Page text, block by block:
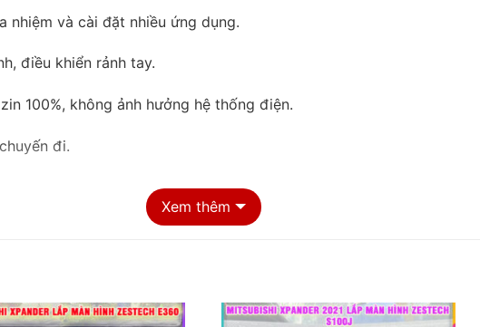
nhiệm và cài đặt nhiều ứng dụng.
điều khiển rảnh tay.
100%, không ảnh hưởng hệ thống điện.
đi.
Xem thêm